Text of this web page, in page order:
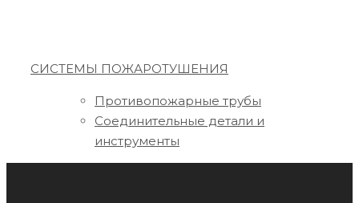
СИСТЕМЫ ПОЖАРОТУШЕНИЯ
Противопожарные трубы
Соединительные детали и
инструменты